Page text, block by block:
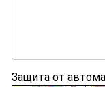
Защита от